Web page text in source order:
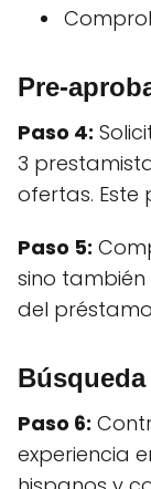
Pre-
Paso 4:
3
ofertas. Este
Paso 5:
sino
del
Paso 6:
experiencia